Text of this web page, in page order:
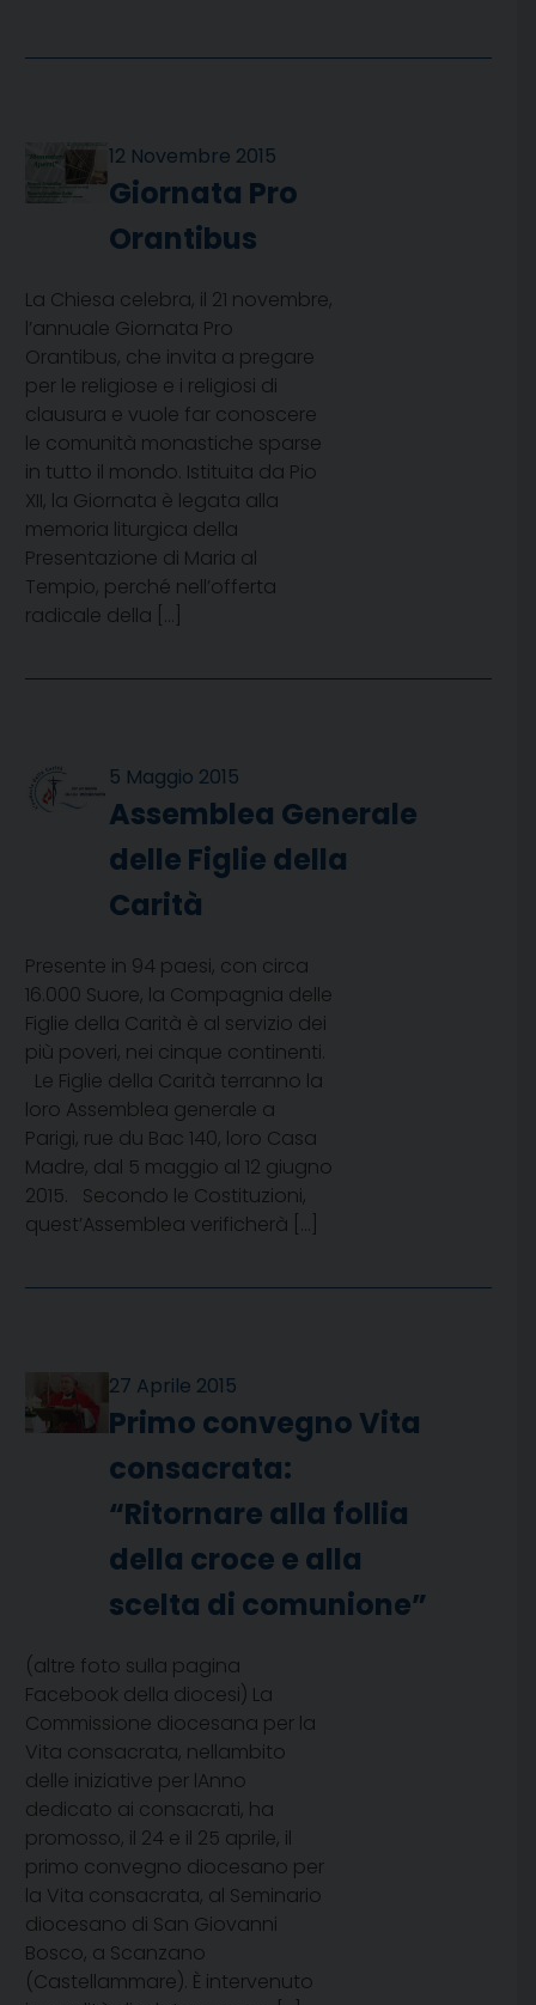
12 Novembre 2015
Giornata Pro
Orantibus
La Chiesa celebra, il 21 novembre,
l’annuale Giornata Pro
Orantibus, che invita a pregare
per le religiose e i religiosi di
clausura e vuole far conoscere
le comunità monastiche sparse
in tutto il mondo. Istituita da Pio
XII, la Giornata è legata alla
memoria liturgica della
Presentazione di Maria al
Tempio, perché nell’offerta
radicale della […]
5 Maggio 2015
Assemblea Generale
delle Figlie della
Carità
Presente in 94 paesi, con circa
16.000 Suore, la Compagnia delle
Figlie della Carità è al servizio dei
più poveri, nei cinque continenti.
Le Figlie della Carità terranno la
loro Assemblea generale a
Parigi, rue du Bac 140, loro Casa
Madre, dal 5 maggio al 12 giugno
2015. Secondo le Costituzioni,
quest’Assemblea verificherà […]
27 Aprile 2015
Primo convegno Vita
consacrata:
“Ritornare alla follia
della croce e alla
scelta di comunione”
(altre foto sulla pagina
Facebook della diocesi) La
Commissione diocesana per la
Vita consacrata, nellambito
delle iniziative per lAnno
dedicato ai consacrati, ha
promosso, il 24 e il 25 aprile, il
primo convegno diocesano per
la Vita consacrata, al Seminario
diocesano di San Giovanni
Bosco, a Scanzano
(Castellammare). È intervenuto